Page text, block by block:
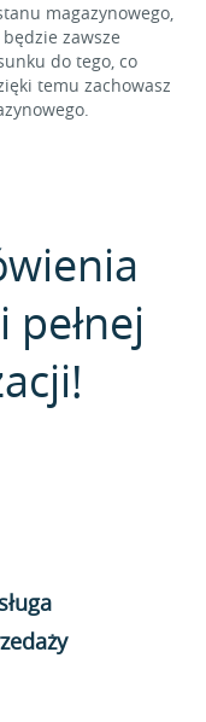
magazynowego,
zawsze
do tego, co
temu zachowasz
pełnej